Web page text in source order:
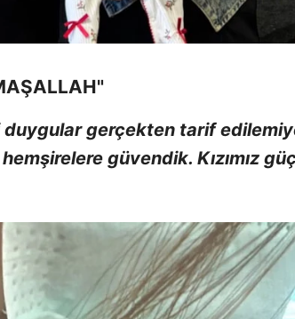
duygular gerçekten tarif
güvendik. Kızımız